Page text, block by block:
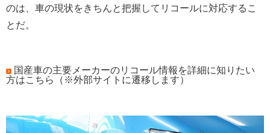
のは、車の現状をきちんと把握してリコールに対応するこ
とだ。
国産車の主要メーカーのリコール情報を詳細に知りたい
方はこちら（※外部サイトに遷移します）